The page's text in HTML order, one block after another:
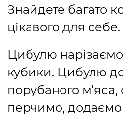
Знайдете багато
цікавого для себе.
Цибулю нарізаємо
кубики. Цибулю
порубаного
перчимо,